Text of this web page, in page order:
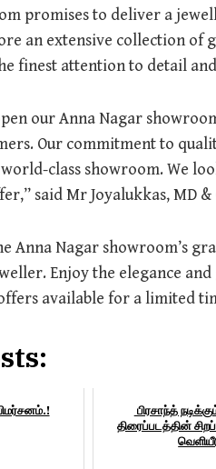
promises to deliver a
an extensive collection of
finest attention to detail
our Anna Nagar
Our commitment to
class showroom. We
said Mr Joyalukkas, MD
Anna Nagar showroom’s
Enjoy the elegance
available for a limited
பிரசாந்த்
திரைப்படத்தின்